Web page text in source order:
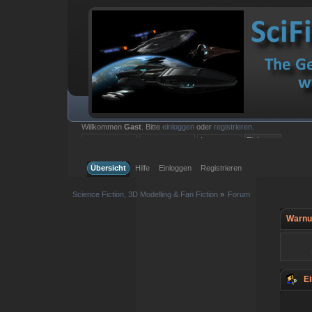
WillkommenGast . Bitteeinloggen oder registrieren
Übersicht
Hilfe Einloggen Registrieren
Science Fiction, 3D Modelling & Fan Fiction» Forum